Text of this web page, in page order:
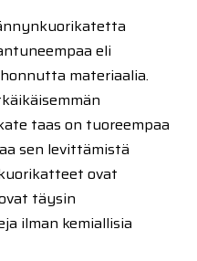
eli
materiaalia.
taas on tuoreempaa
sen levittämistä
ovat
täysin
ilman kemiallisia